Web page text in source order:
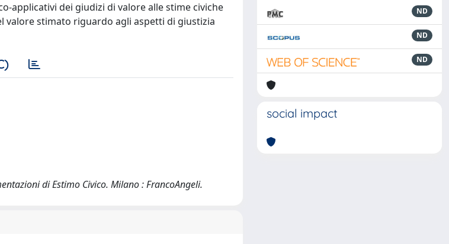
applicativi dei giudizi di valore alle stime civiche
valore stimato riguardo agli aspetti di giustizia
di Estimo Civico. Milano : FrancoAngeli.
ND
ND
ND
social impact